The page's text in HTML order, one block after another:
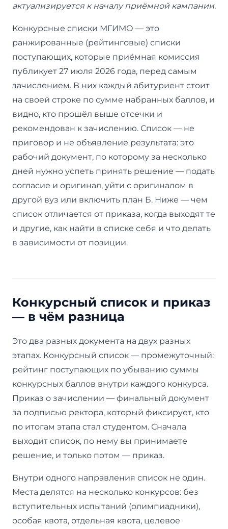
актуализируется к началу приёмной кампании.
Конкурсные списки МГИМО — это
ранжированные (рейтинговые) списки
поступающих, которые приёмная комиссия
публикует 27 июля 2026 года, перед самым
зачислением. В них каждый абитуриент стоит
на своей строке по сумме набранных баллов, и
видно, кто прошёл выше отсечки и
рекомендован к зачислению. Список — не
приговор и не объявление результата: это
рабочий документ, по которому за несколько
дней нужно успеть принять решение — подать
согласие и оригинал, уйти с оригиналом в
другой вуз или включить план Б. Ниже — чем
список отличается от приказа, когда выходят те
и другие, как найти в списке себя и что делать
в зависимости от позиции.
Конкурсный список и приказ
— в чём разница
Это два разных документа на двух разных
этапах. Конкурсный список — промежуточный:
рейтинг поступающих по убыванию суммы
конкурсных баллов внутри каждого конкурса.
Приказ о зачислении — финальный документ
за подписью ректора, который фиксирует, кто
по итогам этапа стал студентом. Сначала
выходит список, по нему вы принимаете
решение, и только потом — приказ.
Внутри одного направления список не один.
Места делятся на несколько конкурсов: без
вступительных испытаний (олимпиадники),
особая квота, отдельная квота, целевое